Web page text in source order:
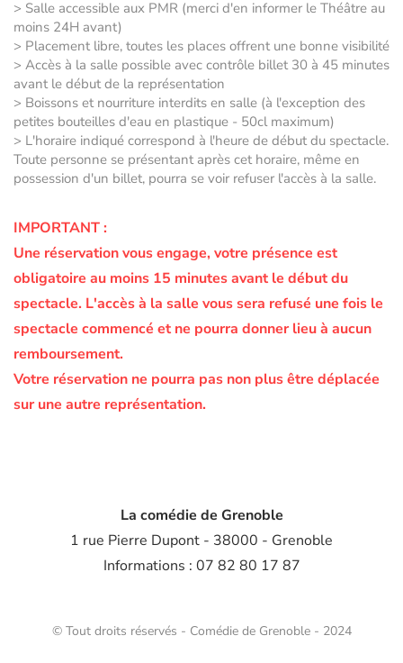
> Salle accessible aux PMR (merci d'en informer le Théâtre au
moins 24H avant)
> Placement libre, toutes les places offrent une bonne visibilité
> Accès à la salle possible avec contrôle billet 30 à 45 minutes
avant le début de la représentation
> Boissons et nourriture interdits en salle (à l'exception des
petites bouteilles d'eau en plastique - 50cl maximum)
> L'horaire indiqué correspond à l'heure de début du spectacle.
Toute personne se présentant après cet horaire, même en
possession d'un billet, pourra se voir refuser l'accès à la salle.
IMPORTANT :
Une réservation vous engage, votre présence est
obligatoire au moins 15 minutes avant le début du
spectacle. L'accès à la salle vous sera refusé une fois le
spectacle commencé et ne pourra donner lieu à aucun
remboursement.
Votre réservation ne pourra pas non plus être déplacée
sur une autre représentation.
La comédie de Grenoble
1 rue Pierre Dupont - 38000 - Grenoble
Informations : 07 82 80 17 87
© Tout droits réservés - Comédie de Grenoble - 2024